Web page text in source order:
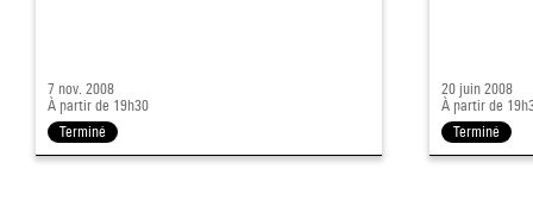
7 nov. 2008
À partir de 19h30
Terminé
20 juin 2008
À partir de
Terminé